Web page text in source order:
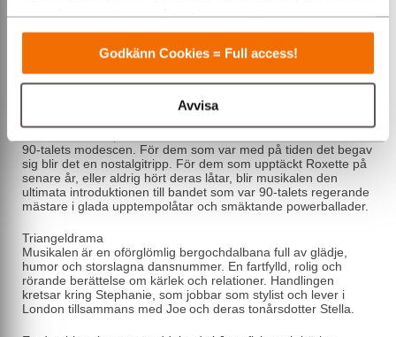
som placeras ut av tredjepartsannonsörer.
Varmt välkommen till Eventmarket!
Godkänn Cookies = Full access!
Avvisa
Till glädje för de många som blivit utan biljett och för de som
vill uppleva festen igen tar Malmö Opera åter upp Joyride the
Musical hösten 2026, i en något uppdaterad version.
Ikoniska musikvideor
80 miljoner album. Låtar som Listen To Your Heart, It Must
Have Been Love och The Look har toppat listor världen över.
90-talets modescen. För dem som var med på tiden det begav
sig blir det en nostalgitripp. För dem som upptäckt Roxette på
senare år, eller aldrig hört deras låtar, blir musikalen den
ultimata introduktionen till bandet som var 90-talets regerande
mästare i glada upptempolåtar och smäktande powerballader.
Triangeldrama
Musikalen är en oförglömlig bergochdalbana full av glädje,
humor och storslagna dansnummer. En fartfylld, rolig och
rörande berättelse om kärlek och relationer. Handlingen
kretsar kring Stephanie, som jobbar som stylist och lever i
London tillsammans med Joe och deras tonårsdotter Stella.